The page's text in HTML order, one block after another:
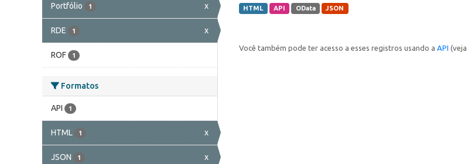
Portfólio 1 x
RDE 1 x
ROF 1
Formatos
API 1
HTML 1 x
JSON 1 x
HTML API OData JSON
Você também pode ter acesso a esses registros usando a API (veja